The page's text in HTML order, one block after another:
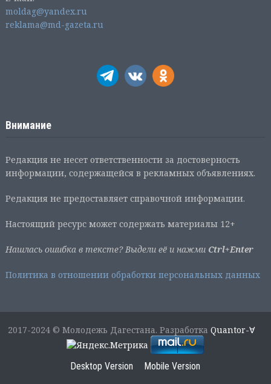
moldag@yandex.ru
reklama@md-gazeta.ru
Внимание
Редакция не несет ответственности за достоверность
информации, содержащейся в рекламных объявлениях.
Редакция не предоставляет справочной информации.
Настоящий ресурс может содержать материалы 12+
Нашлась ошибка в тексте? Выдели её и нажми Ctrl+Enter
Политика в отношении обработки персональных данных
2017-2024 © Молодежь Дагестана. РазработкаQuantor-∀
Desktop Version Mobile Version